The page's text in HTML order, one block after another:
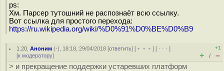
ps:
Хм. Парсер тутошний не распознаёт всю ссылку.
Вот ссылка для простого перехода:
https://ru.wikipedia.org/wiki/%D0%91%D0%BE%D0%B9
1.20 ,Аноним (-), 18:18, 29/04/2018 [ответить] [ ﹢﹢﹢] [ · · ·]
[к модератору]
+1
+ / –
> и прекращение поддержки устаревших платформ